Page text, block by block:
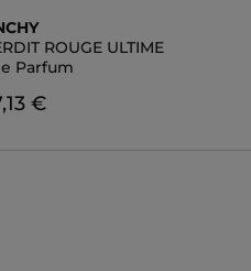
ROUGE ULTIME
Parfum
€